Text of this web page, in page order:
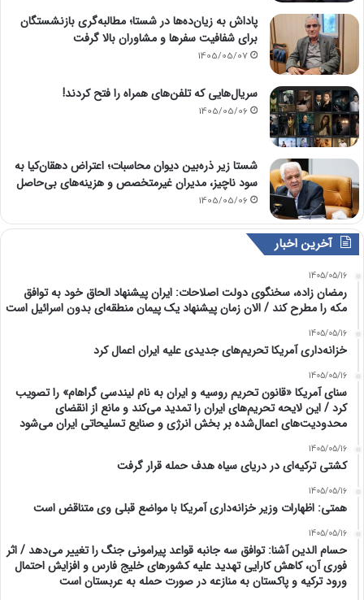
پاداش به زیان‌ده‌ها در شستا؛ مطالبه‌گری بازنشستگان
برای شفافیت سفرها و مشاوران بالا گرفت
1405/05/07
سریال‌هایی که تلفن‌های همراه را فتح کردند!
1405/05/06
شستا زیر ذره‌بین دیوان محاسبات؛ اعتراض دهقان‌کیا به
سود ناچیز، مدیران غیرمتخصص و هزینه‌های بی‌حاصل
1405/05/06
آخرین اخبار
1405/05/16
رمضان زاده، سخنگوی دولت اصلاحات: ایران پیشنهاد الحاق خود به توافق
مکه را مطرح کند / الان زمان پیشنهاد یک پیمان منطقه‌ای بدون اسرائیل است
1405/05/16
خزانه‌داری آمریکا تحریم‌های جدیدی علیه ایران اعمال کرد
1405/05/16
سنای آمریکا «قانون تحریم روسیه و ایران به نام لیندسی گراهام» را تصویب
کرد / این لایحه تحریم‌های ایران را تمدید می‌کند و مانع از انقضای
محدودیت‌های اعمال‌شده بر بخش انرژی و صنایع تسلیحاتی ایران می‌شود
1405/05/16
کشتی ترکیه‌ای در دریای سیاه هدف حمله قرار گرفت
1405/05/16
همتی: اظهارات وزیر خزانه‌داری آمریکا با مواضع قبلی وی متناقض است
1405/05/16
حسام الدین آشنا: توافق سه جانبه قواعد پیرامونی جنگ را تغییر می‌دهد / اثر
فوری آن، کاهش کارایی تهدید علیه کشور‌های خلیج فارس و افزایش احتمال
ورود ترکیه و پاکستان به منازعه در صورت حمله به عربستان است